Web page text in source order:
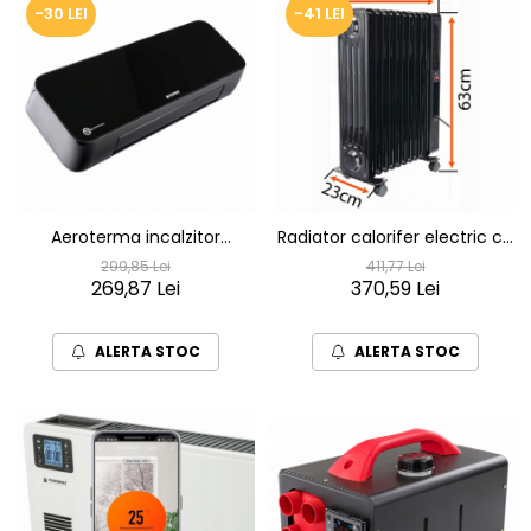
-30 LEI
Aeroterma incalzitor
ceramic cu perdea de aer
2000W cu telecomanda
299,85 Lei
269,87 Lei
ALERTA STOC
-41 LEI
Radiator calorifer electric cu
11 elementi ulei 2500 W cu
telecomanda control wi fi
411,77 Lei
370,59 Lei
ALERTA STOC